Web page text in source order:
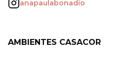
anapaulabonadio
AMBIENTES CASACOR